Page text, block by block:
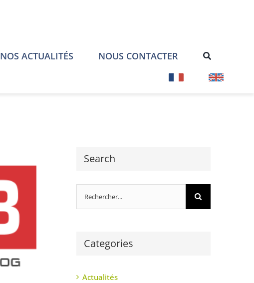
NOS ACTUALITÉS NOUS CONTACTER
Search
Rechercher:
Categories
Actualités